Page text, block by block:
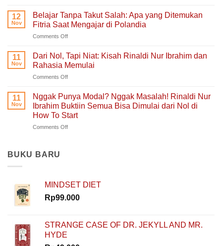
Aman
untuk
Berjuang
Untukmu
Singgah
dan
Bercerita:
Self-
Healing
Diri
Sendiri
12
Nov
Belajar Tanpa Takut Salah: Apa yang Ditemukan
Fitria Saat Mengajar di Polandia
Comments Offon
Tanpa
Takut
Salah:
Apa
Ditemukan
Fitria
Saat
Mengajar
di
11
Nov
Dari Nol, Tapi Niat: Kisah Rinaldi Nur Ibrahim dan
Rahasia Memulai
Comments Offon
Tapi
Niat:
Kisah
Rinaldi
11
Nov
Nggak Punya Modal? Nggak Masalah! Rinaldi Nur
Ibrahim Buktiin Semua Bisa Dimulai dari Nol di
How To Start
Comments Offon
Nur
Ibrahim
Buktiin
Dimulai
Nol
BUKU BARU
MINDSET DIET
Rp99.000
STRANGE CASE OF DR. JEKYLL AND MR.
HYDE